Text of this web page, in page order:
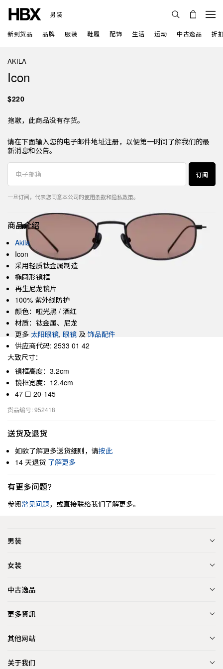
男装
新到货品 品牌 服装 鞋履 配饰 生活 运动 中古逸品 折
AKILA
Icon
$220
抱歉，此商品没有存货。
请在下面输入您的电子邮件地址注册，以便第一时间了解我们的最
新消息和公告。
订阅
一旦订阅，代表您同意本公司的使用条款和隐私政策。
商品介绍
Akila
Icon
采用轻质钛金属制造
椭圆形镜框
再生尼龙镜片
100% 紫外线防护
颜色：哑光黑 / 酒红
材质：钛金属、尼龙
更多 太阳眼镜, 眼镜 及 饰品配件
供应商代码: 2533 01 42
大致尺寸：
镜框高度：3.2cm
镜框宽度：12.4cm
47 ☐ 20-145
货品编号: 952418
送货及退货
如欲了解更多送货细则，请按此
14 天退货 了解更多
有更多问题?
参阅常见问题，或直接联络我们了解更多。
男装
女装
中古逸品
更多資訊
其他网站
关于我们